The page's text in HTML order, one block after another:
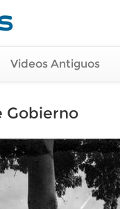
Videos Antiguos
Gobierno